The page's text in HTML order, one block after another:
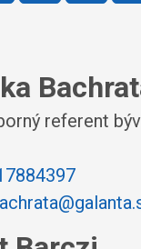
referent